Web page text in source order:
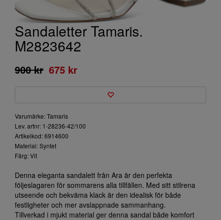
Sandaletter Tamaris.
M2823642
900 kr 675 kr
Varumärke: Tamaris
Lev. artnr: 1-28236-42/100
Artikelkod: 6914600
Material: Syntet
Färg: Vit
Denna eleganta sandalett från Ara är den perfekta
följeslagaren för sommarens alla tillfällen. Med sitt stilrena
utseende och bekväma klack är den idealisk för både
festligheter och mer avslappnade sammanhang.
Tillverkad i mjukt material ger denna sandal både komfort